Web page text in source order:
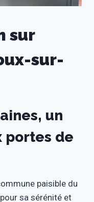
sur
sur-
un
portes de
paisible du
sa sérénité et